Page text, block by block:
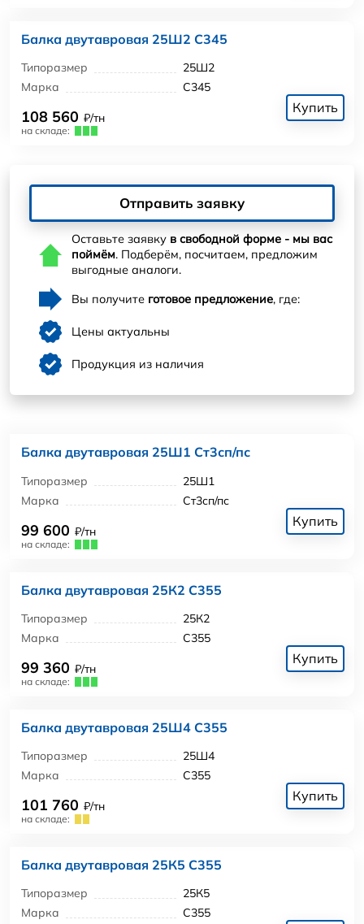
Балка двутавровая 25Ш2 С345
Типоразмер
25Ш2
Марка
С345
108 560 ₽/тн
на складе:
Купить
Отправить заявку
Оставьте заявку в свободной форме - мы вас
поймём. Подберём, посчитаем, предложим
выгодные аналоги.
Вы получите готовое предложение, где:
Цены актуальны
Продукция из наличия
Балка двутавровая 25Ш1 Ст3сп/пс
Типоразмер
25Ш1
Марка
Ст3сп/пс
99 600 ₽/тн
на складе:
Купить
Балка двутавровая 25К2 С355
Типоразмер
25К2
Марка
С355
99 360 ₽/тн
на складе:
Купить
Балка двутавровая 25Ш4 С355
Типоразмер
25Ш4
Марка
С355
101 760 ₽/тн
на складе:
Купить
Балка двутавровая 25К5 С355
Типоразмер
25К5
Марка
С355